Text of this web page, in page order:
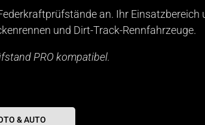
an. Ihr Einsatzbereich
und Dirt-Track-Rennfahrzeuge.
PRO kompatibel.
& AUTO